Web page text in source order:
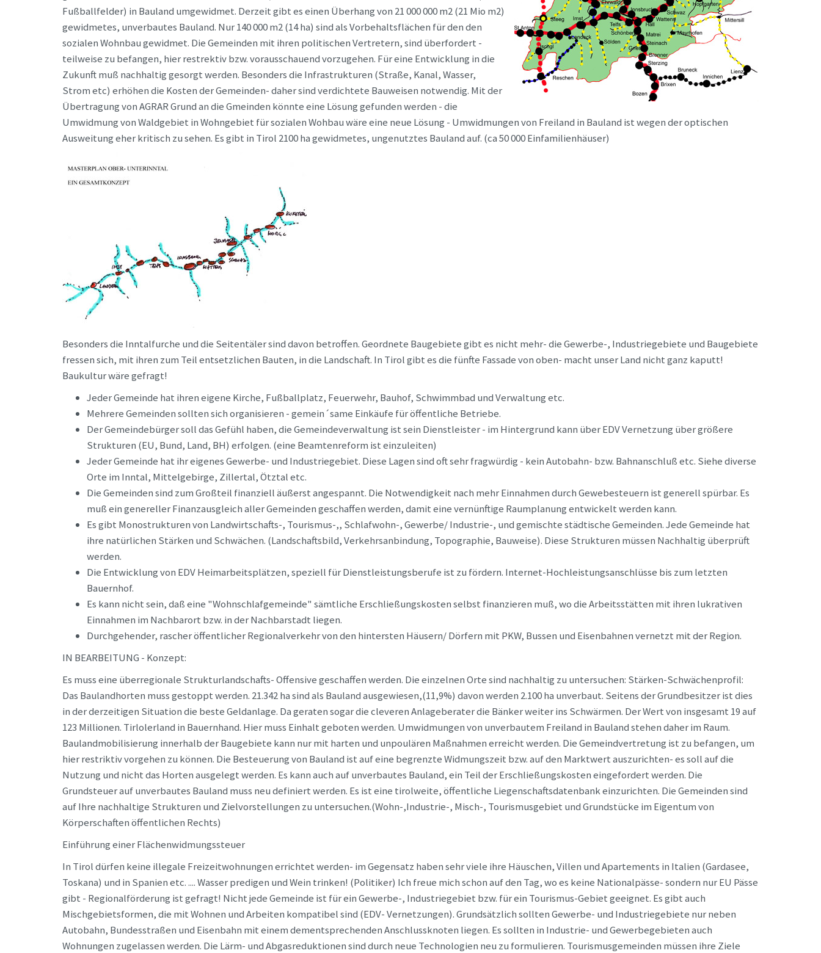
Fußballfelder) in Bauland umgewidmet. Derzeit gibt es einen Überhang von 21 000 000 m2 (21 Mio m2)
gewidmetes, unverbautes Bauland. Nur 140 000 m2 (14 ha) sind als Vorbehaltsflächen für den den
sozialen Wohnbau gewidmet. Die Gemeinden mit ihren politischen Vertretern, sind überfordert -
teilweise zu befangen, hier restrektiv bzw. vorausschauend vorzugehen. Für eine Entwicklung in die
Zukunft muß nachhaltig gesorgt werden. Besonders die Infrastrukturen (Straße, Kanal, Wasser,
Strom etc) erhöhen die Kosten der Gemeinden- daher sind verdichtete Bauweisen notwendig. Mit der
Übertragung von AGRAR Grund an die Gmeinden könnte eine Lösung gefunden werden - die
Umwidmung von Waldgebiet in Wohngebiet für sozialen Wohbau wäre eine neue Lösung - Umwidmungen von Freiland in Bauland ist wegen der optischen
Ausweitung eher kritisch zu sehen. Es gibt in Tirol 2100 ha gewidmetes, ungenutztes Bauland auf. (ca 50 000 Einfamilienhäuser)
Besonders die Inntalfurche und die Seitentäler sind davon betroffen. Geordnete Baugebiete gibt es nicht mehr- die Gewerbe-, Industriegebiete und Baugebiete
fressen sich, mit ihren zum Teil entsetzlichen Bauten, in die Landschaft. In Tirol gibt es die fünfte Fassade von oben- macht unser Land nicht ganz kaputt!
Baukultur wäre gefragt!
Jeder Gemeinde hat ihren eigene Kirche, Fußballplatz, Feuerwehr, Bauhof, Schwimmbad und Verwaltung etc.
Mehrere Gemeinden sollten sich organisieren - gemein´same Einkäufe für öffentliche Betriebe.
Der Gemeindebürger soll das Gefühl haben, die Gemeindeverwaltung ist sein Dienstleister - im Hintergrund kann über EDV Vernetzung über größere
Strukturen (EU, Bund, Land, BH) erfolgen. (eine Beamtenreform ist einzuleiten)
Jeder Gemeinde hat ihr eigenes Gewerbe- und Industriegebiet. Diese Lagen sind oft sehr fragwürdig - kein Autobahn- bzw. Bahnanschluß etc. Siehe diverse
Orte im Inntal, Mittelgebirge, Zillertal, Ötztal etc.
Die Gemeinden sind zum Großteil finanziell äußerst angespannt. Die Notwendigkeit nach mehr Einnahmen durch Gewebesteuern ist generell spürbar. Es
muß ein genereller Finanzausgleich aller Gemeinden geschaffen werden, damit eine vernünftige Raumplanung entwickelt werden kann.
Es gibt Monostrukturen von Landwirtschafts-, Tourismus-,, Schlafwohn-, Gewerbe/ Industrie-, und gemischte städtische Gemeinden. Jede Gemeinde hat
ihre natürlichen Stärken und Schwächen. (Landschaftsbild, Verkehrsanbindung, Topographie, Bauweise). Diese Strukturen müssen Nachhaltig überprüft
werden.
Die Entwicklung von EDV Heimarbeitsplätzen, speziell für Dienstleistungsberufe ist zu fördern. Internet-Hochleistungsanschlüsse bis zum letzten
Bauernhof.
Es kann nicht sein, daß eine "Wohnschlafgemeinde" sämtliche Erschließungskosten selbst finanzieren muß, wo die Arbeitsstätten mit ihren lukrativen
Einnahmen im Nachbarort bzw. in der Nachbarstadt liegen.
Durchgehender, rascher öffentlicher Regionalverkehr von den hintersten Häusern/ Dörfern mit PKW, Bussen und Eisenbahnen vernetzt mit der Region.
IN BEARBEITUNG - Konzept:
Es muss eine überregionale Strukturlandschafts- Offensive geschaffen werden. Die einzelnen Orte sind nachhaltig zu untersuchen: Stärken-Schwächenprofil:
Das Baulandhorten muss gestoppt werden. 21.342 ha sind als Bauland ausgewiesen,(11,9%) davon werden 2.100 ha unverbaut. Seitens der Grundbesitzer ist dies
in der derzeitigen Situation die beste Geldanlage. Da geraten sogar die cleveren Anlageberater die Bänker weiter ins Schwärmen. Der Wert von insgesamt 19 auf
123 Millionen. Tirlolerland in Bauernhand. Hier muss Einhalt geboten werden. Umwidmungen von unverbautem Freiland in Bauland stehen daher im Raum.
Baulandmobilisierung innerhalb der Baugebiete kann nur mit harten und unpoulären Maßnahmen erreicht werden. Die Gemeindvertretung ist zu befangen, um
hier restriktiv vorgehen zu können. Die Besteuerung von Bauland ist auf eine begrenzte Widmungszeit bzw. auf den Marktwert auszurichten- es soll auf die
Nutzung und nicht das Horten ausgelegt werden. Es kann auch auf unverbautes Bauland, ein Teil der Erschließungskosten eingefordert werden. Die
Grundsteuer auf unverbautes Bauland muss neu definiert werden. Es ist eine tirolweite, öffentliche Liegenschaftsdatenbank einzurichten. Die Gemeinden sind
auf Ihre nachhaltige Strukturen und Zielvorstellungen zu untersuchen.(Wohn-,Industrie-, Misch-, Tourismusgebiet und Grundstücke im Eigentum von
Körperschaften öffentlichen Rechts)
Einführung einer Flächenwidmungssteuer
In Tirol dürfen keine illegale Freizeitwohnungen errichtet werden- im Gegensatz haben sehr viele ihre Häuschen, Villen und Apartements in Italien (Gardasee,
Toskana) und in Spanien etc. .... Wasser predigen und Wein trinken! (Politiker) Ich freue mich schon auf den Tag, wo es keine Nationalpässe- sondern nur EU Pässe
gibt - Regionalförderung ist gefragt! Nicht jede Gemeinde ist für ein Gewerbe-, Industriegebiet bzw. für ein Tourismus-Gebiet geeignet. Es gibt auch
Mischgebietsformen, die mit Wohnen und Arbeiten kompatibel sind (EDV- Vernetzungen). Grundsätzlich sollten Gewerbe- und Industriegebiete nur neben
Autobahn, Bundesstraßen und Eisenbahn mit einem dementsprechenden Anschlussknoten liegen. Es sollten in Industrie- und Gewerbegebieten auch
Wohnungen zugelassen werden. Die Lärm- und Abgasreduktionen sind durch neue Technologien neu zu formulieren. Tourismusgemeinden müssen ihre Ziele